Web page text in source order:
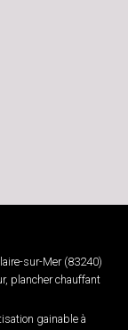
sur-Mer (83240)
plancher chauffant
gainable à